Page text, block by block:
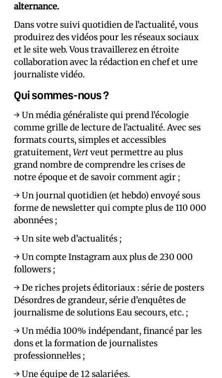
alternance.
Dans votre suivi quotidien de l’actualité, vous
produirez des vidéos pour les réseaux sociaux
et le site web. Vous travaillerez en étroite
collaboration avec la rédaction en chef et un·e
journaliste vidéo.
Qui sommes-nous ?
→ Un média généraliste qui prend l’écologie
comme grille de lecture de l’actualité. Avec ses
formats courts, simples et accessibles
gratuitement,Vertveut permettre au plus
grand nombre de comprendre les crises de
notre époque et de savoir comment agir ;
→ Un journal quotidien (et hebdo) envoyé sous
forme de newsletter qui compte plus de 110 000
abonné·es ;
→ Un site web d’actualités ;
→ Un compte Instagram aux plus de 230 000
followers ;
→ De riches projets éditoriaux : série de posters
Désordres de grandeur, série d’enquêtes de
journalisme de solutions Eau secours, etc. ;
→ Un média 100% indépendant, financé par les
dons et la formation de journalistes
professionnel·les ;
→ Une équipe de 12 salarié·es.